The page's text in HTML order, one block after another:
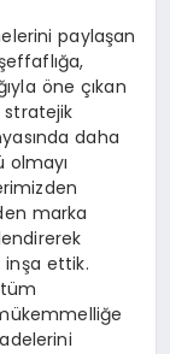
paylaşan
öne çıkan
stratejik
daha
marka
ettik.
tüm